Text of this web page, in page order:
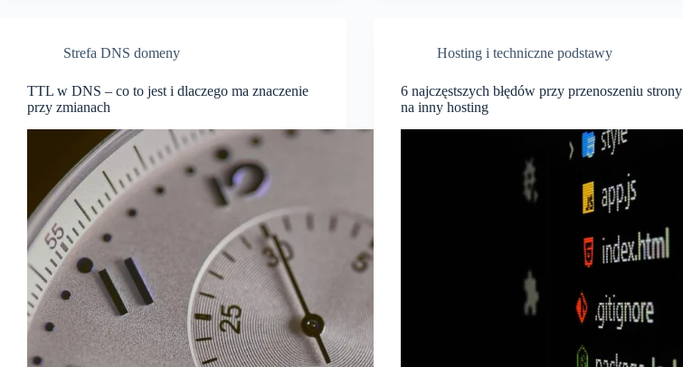
Strefa DNS domeny
TTL w DNS – co to jest i dlaczego ma znaczenie
przy zmianach
Hosting i techniczne podstawy
6 najczęstszych błędów przy przenoszeniu strony
na inny hosting